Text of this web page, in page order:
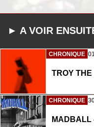
► A VOIR
CHRONIQUE
TROY
CHRONIQUE